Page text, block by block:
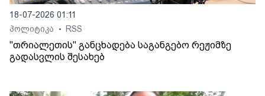
18-07-2026 01:11
პოლიტიკა
• RSS
"თრიალეთის" განცხადება საგანგებო რეჟიმზე
გადასვლის შესახებ